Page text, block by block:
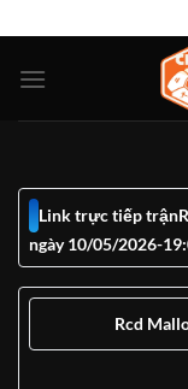
qua
nội
Link trực tiếp trận
ngày 10/05/2026-
Rcd